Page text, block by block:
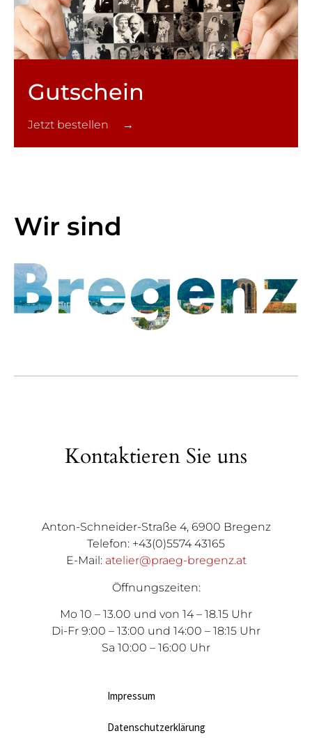
Gutschein
Jetzt bestellen →
Wir sind
Kontaktieren Sie uns
Anton-Schneider-Straße 4, 6900 Bregenz
Telefon: +43(0)5574 43165
E-Mail: atelier@praeg-bregenz.at
Öffnungszeiten:
Mo 10 – 13.00 und von 14 – 18.15 Uhr
Di-Fr 9:00 – 13:00 und 14:00 – 18:15 Uhr
Sa 10:00 – 16:00 Uhr
Impressum
Datenschutzerklärung